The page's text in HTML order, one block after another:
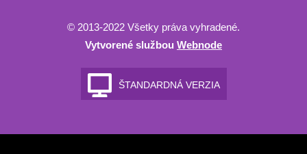
© 2013-2022 Všetky práva vyhradené.
Vytvorené službou Webnode
ŠTANDARDNÁ VERZIA